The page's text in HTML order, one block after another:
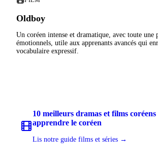
Oldboy
Un coréen intense et dramatique, avec toute une
émotionnels, utile aux apprenants avancés qui
vocabulaire expressif.
10 meilleurs dramas et films
apprendre le coréen
Lis notre guide films et séries →